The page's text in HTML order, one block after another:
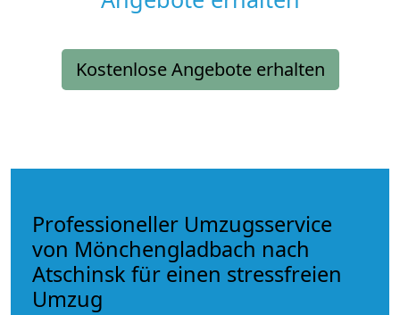
Kostenlose Angebote erhalten
Professioneller Umzugsservice
von Mönchengladbach nach
Atschinsk für einen stressfreien
Umzug